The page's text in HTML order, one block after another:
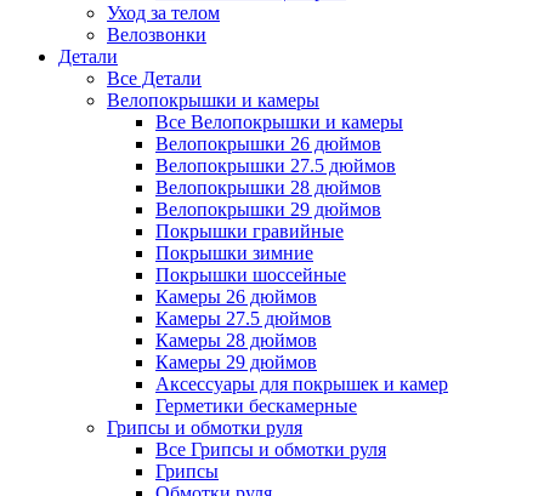
Уход за телом
Велозвонки
Детали
Все Детали
Велопокрышки и камеры
Все Велопокрышки и камеры
Велопокрышки 26 дюймов
Велопокрышки 27.5 дюймов
Велопокрышки 28 дюймов
Велопокрышки 29 дюймов
Покрышки гравийные
Покрышки зимние
Покрышки шоссейные
Камеры 26 дюймов
Камеры 27.5 дюймов
Камеры 28 дюймов
Камеры 29 дюймов
Аксессуары для покрышек и камер
Герметики бескамерные
Грипсы и обмотки руля
Все Грипсы и обмотки руля
Грипсы